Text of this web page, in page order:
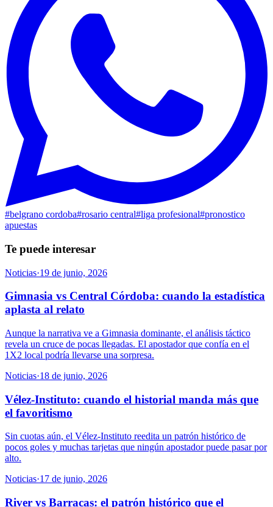
#belgrano cordoba#rosario central#liga profesional#pronostico
apuestas
Te puede interesar
Noticias·19 de junio, 2026
Gimnasia vs Central Córdoba: cuando la estadística
aplasta al relato
Aunque la narrativa ve a Gimnasia dominante, el análisis táctico
revela un cruce de pocas llegadas. El apostador que confía en el
1X2 local podría llevarse una sorpresa.
Noticias·18 de junio, 2026
Vélez-Instituto: cuando el historial manda más que
el favoritismo
Sin cuotas aún, el Vélez-Instituto reedita un patrón histórico de
pocos goles y muchas tarjetas que ningún apostador puede pasar por
alto.
Noticias·17 de junio, 2026
River vs Barracas: el patrón histórico que el